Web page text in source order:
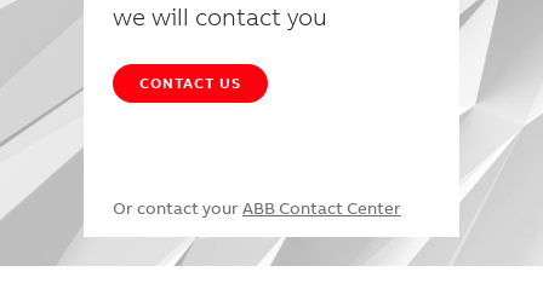
we will contact you
CONTACT US
Or contact your ABB Contact Center